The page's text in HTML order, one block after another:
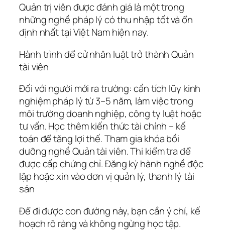
Quản trị viên được đánh giá là một trong
những nghề pháp lý có thu nhập tốt và ổn
định nhất tại Việt Nam hiện nay.
Hành trình để cử nhân luật trở thành Quản
tài viên
Đối với người mới ra trường: cần tích lũy kinh
nghiệm pháp lý từ 3–5 năm, làm việc trong
môi trường doanh nghiệp, công ty luật hoặc
tư vấn. Học thêm kiến thức tài chính – kế
toán để tăng lợi thế. Tham gia khóa bồi
dưỡng nghề Quản tài viên. Thi kiểm tra để
được cấp chứng chỉ. Đăng ký hành nghề độc
lập hoặc xin vào đơn vị quản lý, thanh lý tài
sản
Để đi được con đường này, bạn cần ý chí, kế
hoạch rõ ràng và không ngừng học tập.